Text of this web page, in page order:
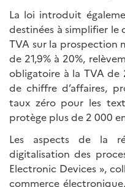
La loi introduit
destinées à simplifier le
TVA sur la prospection
de 21,9% à 20%,
obligatoire à la TVA de
de chiffre d’affaires,
taux zéro pour les
protège plus de 2 000
Les aspects de la
digitalisation des
Electronic Devices »,
commerce